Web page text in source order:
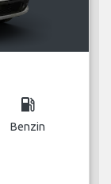
local_gas_station
Benzin